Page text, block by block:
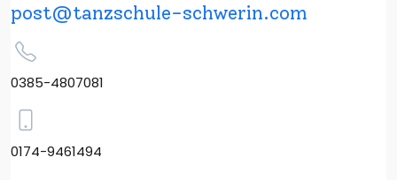
post@tanzschule-schwerin.com
0385-4807081
0174-9461494